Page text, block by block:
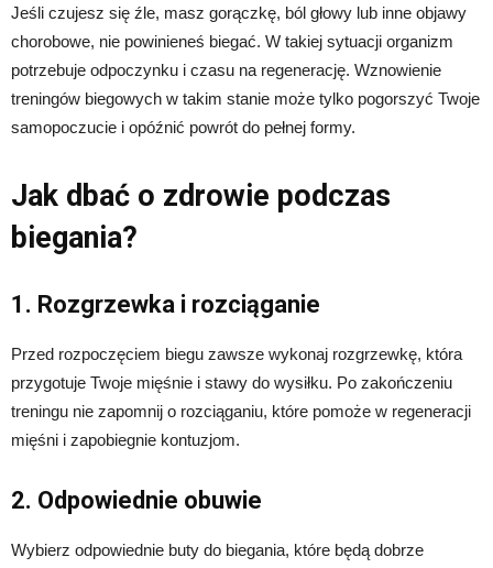
Jeśli czujesz się źle, masz gorączkę, ból głowy lub inne objawy
chorobowe, nie powinieneś biegać. W takiej sytuacji organizm
potrzebuje odpoczynku i czasu na regenerację. Wznowienie
treningów biegowych w takim stanie może tylko pogorszyć Twoje
samopoczucie i opóźnić powrót do pełnej formy.
Jak dbać o zdrowie podczas
biegania?
1. Rozgrzewka i rozciąganie
Przed rozpoczęciem biegu zawsze wykonaj rozgrzewkę, która
przygotuje Twoje mięśnie i stawy do wysiłku. Po zakończeniu
treningu nie zapomnij o rozciąganiu, które pomoże w regeneracji
mięśni i zapobiegnie kontuzjom.
2. Odpowiednie obuwie
Wybierz odpowiednie buty do biegania, które będą dobrze